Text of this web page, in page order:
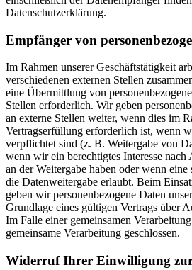
Datenschutzerklärung.
Empfänger von
Im Rahmen unserer Geschäftstätigkeit
verschiedenen externen Stellen
eine Übermittlung von
Stellen erforderlich. Wir geben
an externe Stellen weiter, wenn dies im
Vertragserfüllung erforderlich ist, wenn
verpflichtet sind (z. B. Weitergabe von
wenn wir ein berechtigtes Interesse
an der Weitergabe haben oder wenn
die Datenweitergabe erlaubt. Beim
geben wir personenbezogene Daten
Grundlage eines gültigen Vertrags über
Im Falle einer gemeinsamen
gemeinsame Verarbeitung geschlossen.
Widerruf Ihrer Einwilligung